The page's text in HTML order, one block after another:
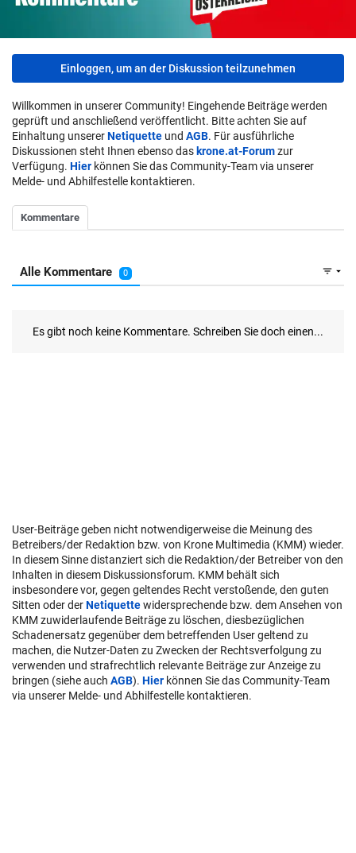
Einloggen, um an der Diskussion teilzunehmen
Willkommen in unserer Community! Eingehende Beiträge werden
geprüft und anschließend veröffentlicht. Bitte achten Sie auf
Einhaltung unsererNetiquette und AGB. Für ausführliche
Diskussionen steht Ihnen ebenso das krone.at-Forumzur
Verfügung. Hier können Sie das Community-Team via unserer
Melde- und Abhilfestelle kontaktieren.
User-Beiträge geben nicht notwendigerweise die Meinung des
Betreibers/der Redaktion bzw. von Krone Multimedia (KMM) wieder.
In diesem Sinne distanziert sich die Redaktion/der Betreiber von den
Inhalten in diesem Diskussionsforum. KMM behält sich
insbesondere vor, gegen geltendes Recht verstoßende, den guten
Sitten oder derNetiquettewidersprechende bzw. dem Ansehen von
KMM zuwiderlaufende Beiträge zu löschen, diesbezüglichen
Schadenersatz gegenüber dem betreffenden User geltend zu
machen, die Nutzer-Daten zu Zwecken der Rechtsverfolgung zu
verwenden und strafrechtlich relevante Beiträge zur Anzeige zu
bringen (siehe auch AGB). Hier können Sie das Community-Team
via unserer Melde- und Abhilfestelle kontaktieren.